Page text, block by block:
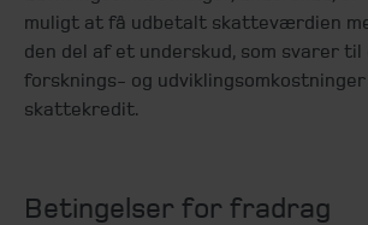
muligt at få udbetalt skatteværdien
den del af et underskud, som svarer
forsknings- og udviklingsomkostninger
skattekredit.
Betingelser for fradrag